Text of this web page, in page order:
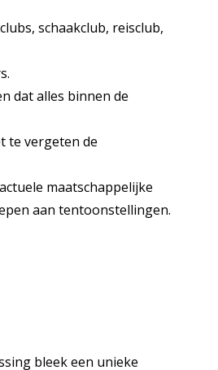
schaakclub, reisclub,
dat alles binnen de
te vergeten de
maatschappelijke
aan tentoonstellingen.
bleek een unieke